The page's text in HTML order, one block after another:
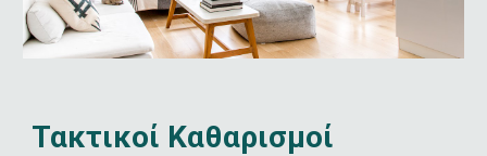
Τακτικοί Καθαρισμοί